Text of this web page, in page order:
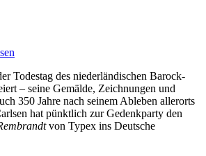
Todestag des niederländischen Barock-
– seine Gemälde, Zeichnungen und
350 Jahre nach seinem Ableben allerorts
hat pünktlich zur Gedenkparty den
von Typex ins Deutsche